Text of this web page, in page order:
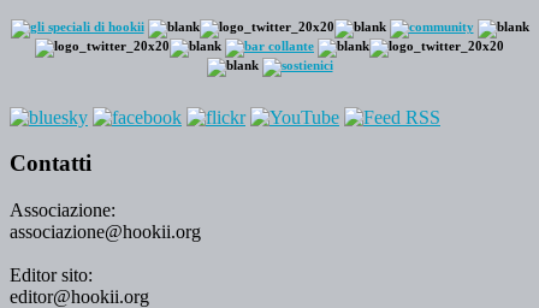
Contatti
Associazione:
associazione@hookii.org
Editor sito:
editor@hookii.org